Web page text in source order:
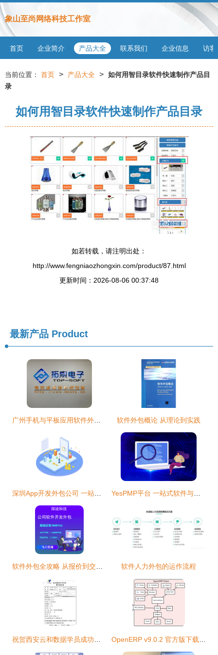
象山至尚网络科技工作室
首页 企业简介 产品大全 联系我们 企业信息 访客
当前位置： 首页 > 产品大全 > 如何用智目录软件快速制作产品目
录
如何用智目录软件快速制作产品目录
如若转载，请注明出处：
http://www.fengniaozhongxin.com/product/87.html
更新时间：2026-08-06 00:37:48
最新产品 Product
软件外包概论 从理论到实践
软件人力外包的运作流程